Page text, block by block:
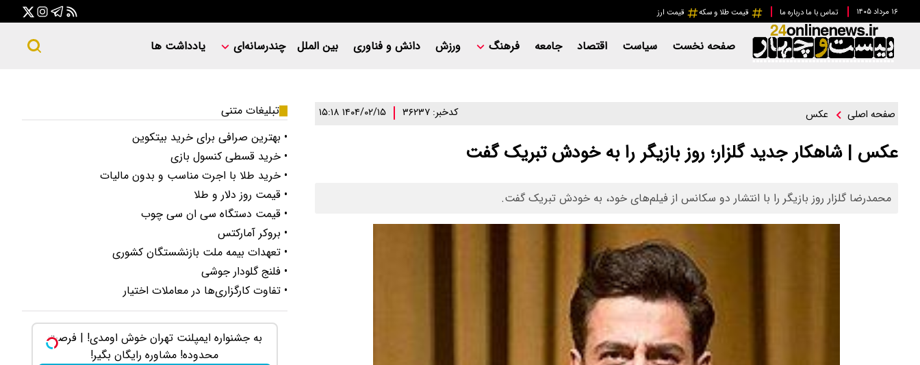
۱۶ مرداد ۱۴۰۵ تماس با ما درباره ما قیمت طلا و سکه قیمت ارز
صفحه نخست سیاست اقتصاد جامعه فرهنگ ورزش دانش و فناوری بین الملل چندرسانه‌ای یادداشت ها
صفحه اصلی عکس کدخبر: ۳۶۲۳۷ ۱۴۰۴/۰۲/۱۵ ۱۵:۱۸
عکس | شاهکار جدید گلزار؛ روز بازیگر را به خودش تبریک گفت
محمدرضا گلزار روز بازیگر را با انتشار دو سکانس از فیلم‌های خود، به خودش تبریک گفت.
تبلیغات متنی
• بهترین صرافی برای خرید بیتکوین
• خرید قسطی کنسول بازی
• خرید طلا با اجرت مناسب و بدون مالیات
• قیمت روز دلار و طلا
• قیمت دستگاه سی ان سی چوب
• بروکر آمارکتس
• تعهدات بیمه ملت بازنشستگان کشوری
• فلنج گلودار جوشی
• تفاوت کارگزاری‌ها در معاملات اختیار
به جشنواره ایمپلنت تهران خوش اومدی! | فرصت
محدوده! مشاوره رایگان بگیر!